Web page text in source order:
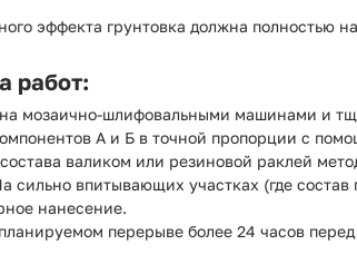
эффекта грунтовка должна полностью
работ:
мозаично-шлифовальными машинами и
А и Б в точной пропорции с
валиком или резиновой раклей
сильно впитывающих участках (где
нанесение.
перерыве более 24 часов